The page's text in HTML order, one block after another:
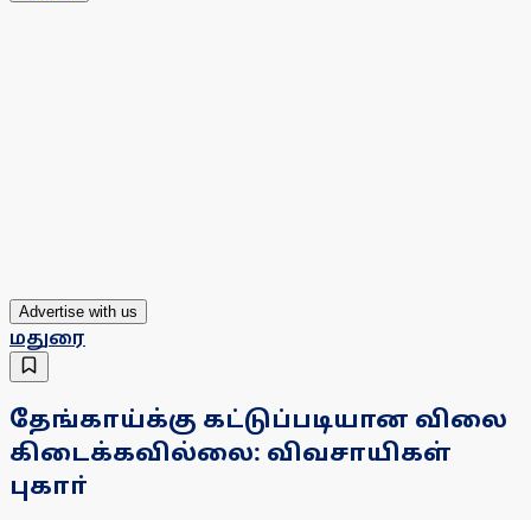
Advertise with us
மதுரை
தேங்காய்க்கு கட்டுப்படியான விலை
கிடைக்கவில்லை: விவசாயிகள்
புகாா்